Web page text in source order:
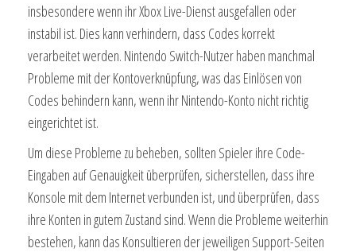
insbesondere wenn ihr Xbox Live-Dienst ausgefallen oder
instabil ist. Dies kann verhindern, dass Codes korrekt
verarbeitet werden. Nintendo Switch-Nutzer haben manchmal
Probleme mit der Kontoverknüpfung, was das Einlösen von
Codes behindern kann, wenn ihr Nintendo-Konto nicht richtig
eingerichtet ist.
Um diese Probleme zu beheben, sollten Spieler ihre Code-
Eingaben auf Genauigkeit überprüfen, sicherstellen, dass ihre
Konsole mit dem Internet verbunden ist, und überprüfen, dass
ihre Konten in gutem Zustand sind. Wenn die Probleme weiterhin
bestehen, kann das Konsultieren der jeweiligen Support-Seiten